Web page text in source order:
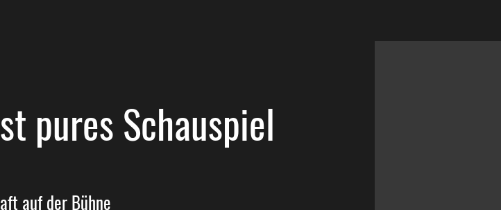
pures Schauspiel
auf der Bühne